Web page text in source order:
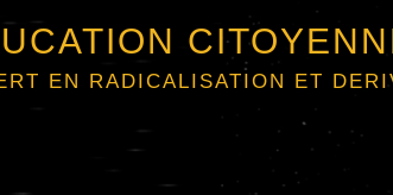
EN RADICALISATION ET